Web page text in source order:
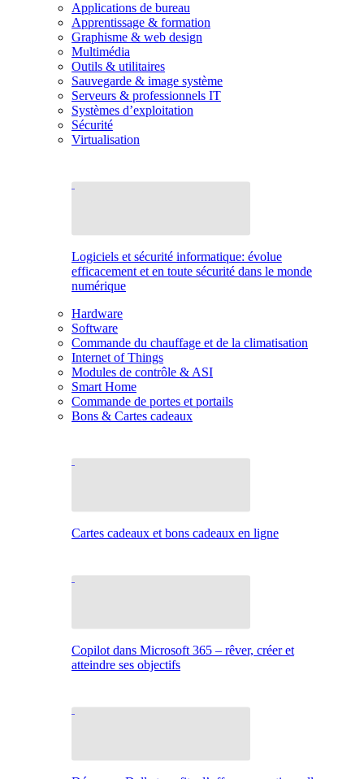
Applications de bureau
Apprentissage & formation
Graphisme & web design
Multimédia
Outils & utilitaires
Sauvegarde & image système
Serveurs & professionnels IT
Systèmes d’exploitation
Sécurité
Virtualisation
Logiciels et sécurité informatique: évolue
efficacement et en toute sécurité dans le monde
numérique
Hardware
Software
Commande du chauffage et de la climatisation
Internet of Things
Modules de contrôle & ASI
Smart Home
Commande de portes et portails
Bons & Cartes cadeaux
Cartes cadeaux et bons cadeaux en ligne
Copilot dans Microsoft 365 – rêver, créer et
atteindre ses objectifs